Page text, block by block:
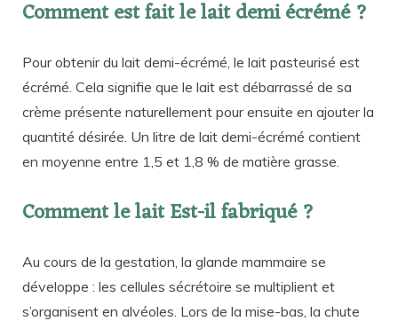
Comment est fait le lait demi écrémé ?
Pour obtenir du lait demi-écrémé, le lait pasteurisé est
écrémé. Cela signifie que le lait est débarrassé de sa
crème présente naturellement pour ensuite en ajouter la
quantité désirée. Un litre de lait demi-écrémé contient
en moyenne entre 1,5 et 1,8 % de matière grasse.
Comment le lait Est-il fabriqué ?
Au cours de la gestation, la glande mammaire se
développe : les cellules sécrétoire se multiplient et
s’organisent en alvéoles. Lors de la mise-bas, la chute